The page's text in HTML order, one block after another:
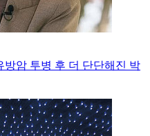
방암 투병 후 더 단단해진 박